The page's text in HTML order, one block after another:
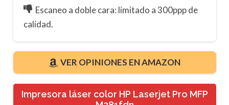
Escaneo a doble cara: limitado a 300ppp de
calidad.
VER OPINIONES EN AMAZON
Impresora láser color HP Laserjet Pro MFP